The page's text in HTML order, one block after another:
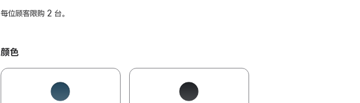
每位顾客限购 2 台。
颜色